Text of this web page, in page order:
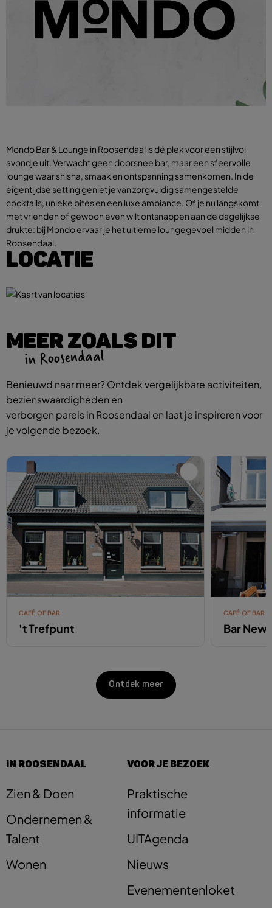
Mondo Bar & Lounge in Roosendaal is dé plek voor een stijlvol
avondje uit. Verwacht geen doorsnee bar, maar een sfeervolle
lounge waar shisha, smaak en ontspanning samenkomen. In de
eigentijdse setting geniet je van zorgvuldig samengestelde
cocktails, unieke bites en een luxe ambiance. Of je nu langskomt
met vrienden of gewoon even wilt ontsnappen aan de dagelijkse
drukte: bij Mondo ervaar je het ultieme loungegevoel midden in
Roosendaal.
LOCATIE
MEER ZOALS DIT
in Roosendaal
Benieuwd naar meer? Ontdek vergelijkbare activiteiten,
bezienswaardigheden en
verborgen parels in Roosendaal en laat je inspireren voor
je volgende bezoek.
CAFÉ OF BAR
't Trefpunt
CAFÉ OF BAR
Bar New
Ontdek meer
IN ROOSENDAAL
Zien & Doen
Ondernemen &
Talent
Wonen
VOOR JE BEZOEK
Praktische
informatie
UITAgenda
Nieuws
Evenementenloket